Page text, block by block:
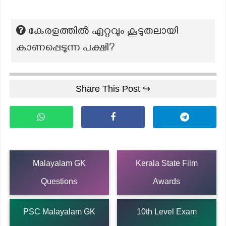
കേരളത്തിൽ ഏറ്റവും കൂടുതലായി
കാണപ്പെടുന്ന പക്ഷി?
Share This Post ↪
Malayalam GK
Questions
Kerala State Film
Awards
PSC Malayalam GK 10th Level Exam